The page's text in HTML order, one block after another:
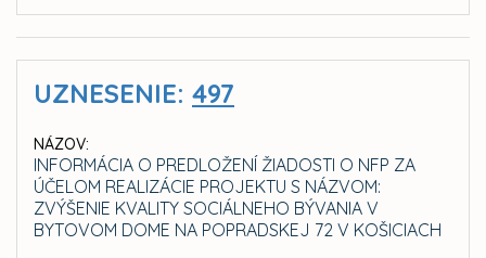
UZNESENIE: 497
NÁZOV:
INFORMÁCIA O PREDLOŽENÍ ŽIADOSTI O NFP ZA
ÚČELOM REALIZÁCIE PROJEKTU S NÁZVOM:
ZVÝŠENIE KVALITY SOCIÁLNEHO BÝVANIA V
BYTOVOM DOME NA POPRADSKEJ 72 V KOŠICIACH